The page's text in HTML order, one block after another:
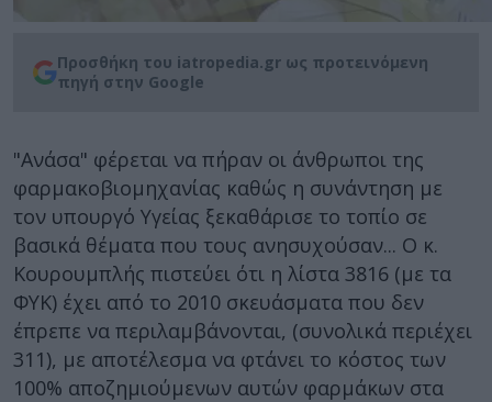
Προσθήκη του iatropedia.gr ως προτεινόμενη
πηγή στην Google
"Ανάσα" φέρεται να πήραν οι άνθρωποι της
φαρμακοβιομηχανίας καθώς η συνάντηση με
τον υπουργό Υγείας ξεκαθάρισε το τοπίο σε
βασικά θέματα που τους ανησυχούσαν... Ο κ.
Κουρουμπλής πιστεύει ότι η λίστα 3816 (με τα
ΦΥΚ) έχει από το 2010 σκευάσματα που δεν
έπρεπε να περιλαμβάνονται, (συνολικά περιέχει
311), με αποτέλεσμα να φτάνει το κόστος των
100% αποζημιούμενων αυτών φαρμάκων στα